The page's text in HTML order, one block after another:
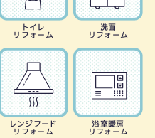
トイレ
リフォーム
洗面
リフォーム
レンジフード
リフォーム
浴室暖房
リフォーム